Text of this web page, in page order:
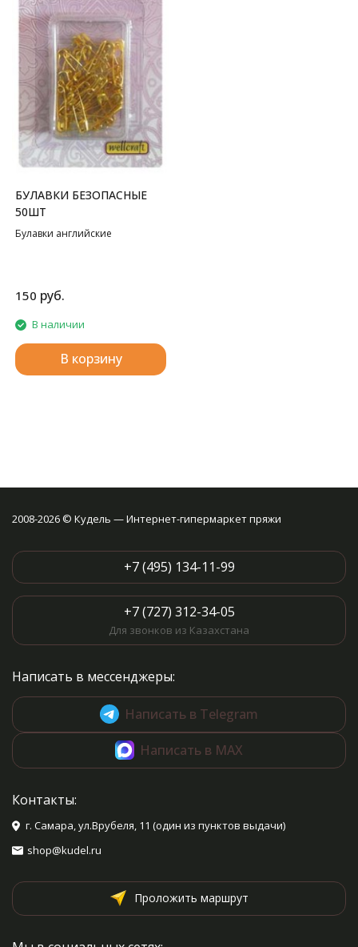
БУЛАВКИ БЕЗОПАСНЫЕ
50ШТ
Булавки английские
150 руб.
В наличии
В корзину
2008-2026 © Кудель — Интернет-гипермаркет пряжи
+7 (495) 134-11-99
+7 (727) 312-34-05
Для звонков из Казахстана
Написать в мессенджеры:
Написать в Telegram
Написать в MAX
Контакты:
г. Самара, ул.Врубеля, 11 (один из пунктов выдачи)
shop@kudel.ru
Проложить маршрут